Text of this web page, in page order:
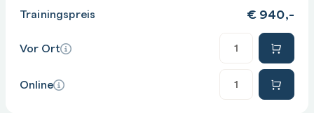
Trainingspreis €940,-
Vor Ort
Online